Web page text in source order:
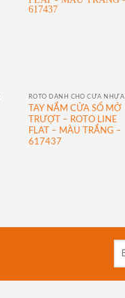
ROTO DÀNH CHO CỬA NHỰA
TAY NẮM CỬA SỔ MỞ
TRƯỢT – ROTO LINE
FLAT – MÀU TRẮNG –
617437